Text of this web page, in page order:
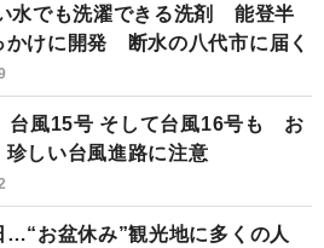
水でも洗濯できる洗剤 能登半
かけに開発 断水の八代市に届く
台風15号 そして台風16号も お
しい台風進路に注意
…“お盆休み”観光地に多くの人